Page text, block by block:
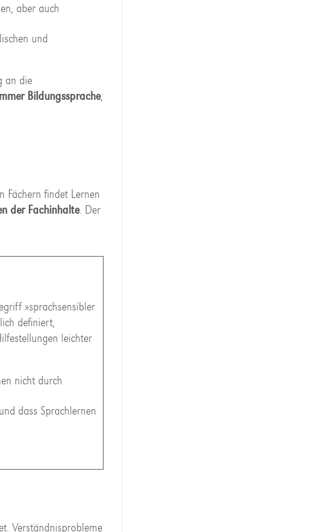
aber auch
und
an die
Bildungssprache,
findet Lernen
der Fachinhalte. Der
»sprachsensibler
definiert,
leichter
nicht durch
dass Sprachlernen
Verständnisprobleme